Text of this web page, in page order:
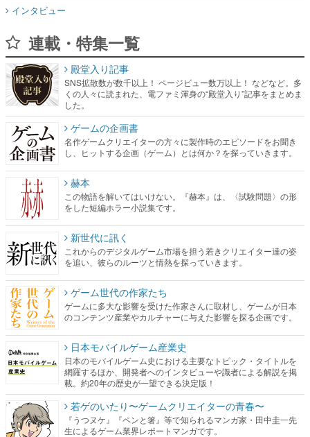
インタビュー
連載・特集一覧
殿堂入り記事
SNS拡散数が数千以上！ ページビュー数万以上！ などなど。多
くの人々に読まれた、電ファミ渾身の“殿堂入り”記事をまとめま
した。
ゲームの企画書
名作ゲームクリエイターの方々に製作時のエピソードをお聞き
し、ヒットする企画（ゲーム）とは何か？を探っていきます。
赫本
この物語を解いてはいけない。『赫本』は、〈試験問題〉の形
をした短編ホラー小説集です。
新世代に訊く
これからのデジタルゲーム市場を担う若きクリエイター達の姿
を追い、彼らのルーツと情熱を探っていきます。
ゲーム世代の作家たち
ゲームに多大な影響を受けた作家さんに取材し、ゲームが日本
のコンテンツ産業やカルチャーに与えた影響を探る企画です。
日本モバイルゲーム産業史
日本のモバイルゲーム史における主要なトピック・タイトルを
網羅するほか、開発者へのインタビューや識者による解説を掲
載。約20年の歴史が一望できる決定版！
若ゲのいたり〜ゲームクリエイターの青春〜
『うつヌケ』『ペンと箸』等で知られるマンガ家・田中圭一先
生によるゲーム業界レポートマンガです。